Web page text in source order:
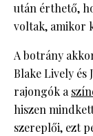
után érthető,
voltak, amikor
A botrány
Blake Lively és
rajongók a
hiszen
szereplői, ezt